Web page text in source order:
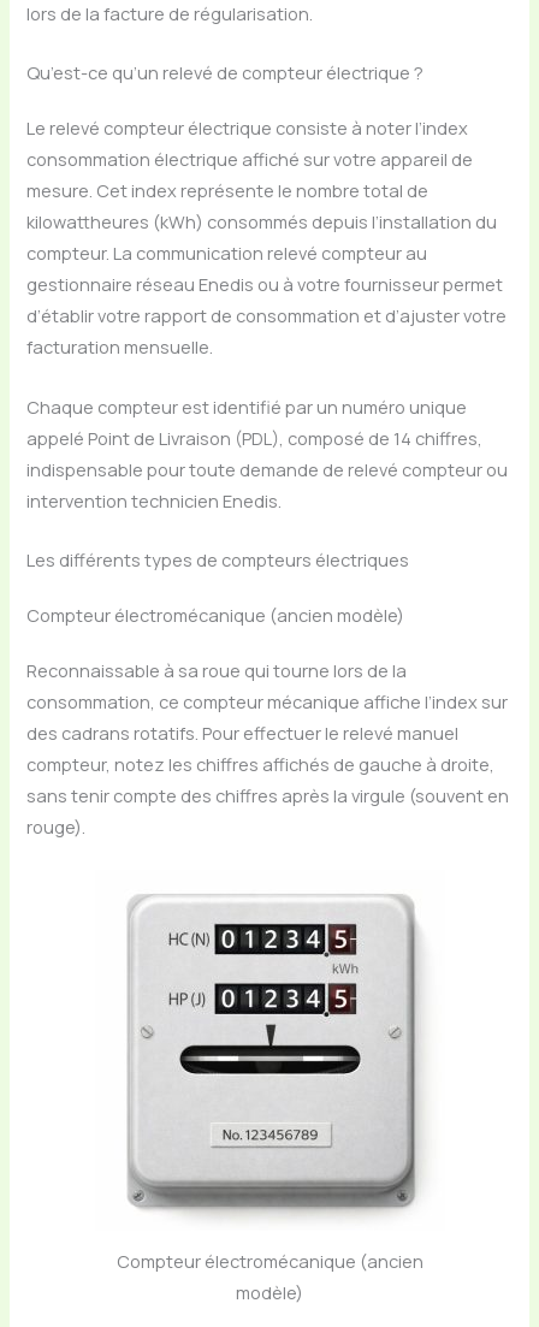
lors de la facture de régularisation.
Qu’est-ce qu’un relevé de compteur électrique ?
Le relevé compteur électrique consiste à noter l’index
consommation électrique affiché sur votre appareil de
mesure. Cet index représente le nombre total de
kilowattheures (kWh) consommés depuis l’installation du
compteur. La communication relevé compteur au
gestionnaire réseau Enedis ou à votre fournisseur permet
d’établir votre rapport de consommation et d’ajuster votre
facturation mensuelle.
Chaque compteur est identifié par un numéro unique
appelé Point de Livraison (PDL), composé de 14 chiffres,
indispensable pour toute demande de relevé compteur ou
intervention technicien Enedis.
Les différents types de compteurs électriques
Compteur électromécanique (ancien modèle)
Reconnaissable à sa roue qui tourne lors de la
consommation, ce compteur mécanique affiche l’index sur
des cadrans rotatifs. Pour effectuer le relevé manuel
compteur, notez les chiffres affichés de gauche à droite,
sans tenir compte des chiffres après la virgule (souvent en
rouge).
Compteur électromécanique (ancien
modèle)